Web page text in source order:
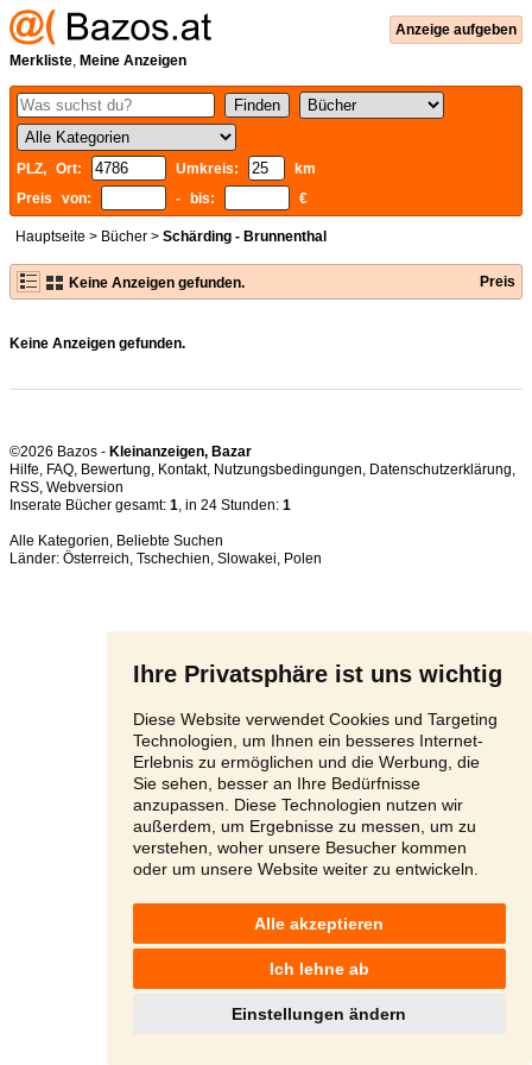
Ihre Privatsphäre ist uns wichtig
Diese Website verwendet Cookies und Targeting
Technologien, um Ihnen ein besseres Internet-
Erlebnis zu ermöglichen und die Werbung, die
Sie sehen, besser an Ihre Bedürfnisse
anzupassen. Diese Technologien nutzen wir
außerdem, um Ergebnisse zu messen, um zu
verstehen, woher unsere Besucher kommen
oder um unsere Website weiter zu entwickeln.
Alle akzeptieren
Ich lehne ab
Einstellungen ändern
Anzeige aufgeben
Merkliste, Meine Anzeigen
PLZ, Ort: Umkreis:
km
Preis von:
- bis: €
Hauptseite > Bücher > Schärding - Brunnenthal
Keine Anzeigen gefunden. Preis
Keine Anzeigen gefunden.
©2026 Bazos - Kleinanzeigen, Bazar
Hilfe, FAQ, Bewertung, Kontakt, Nutzungsbedingungen, Datenschutzerklärung,
RSS,
Inserate Bücher gesamt: 1, in 24 Stunden: 1
Alle Kategorien, Beliebte Suchen
Länder: Österreich, Tschechien, Slowakei, Polen